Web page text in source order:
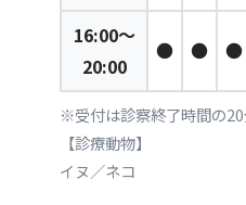
16:00～
20:00
● ● ●
※受付は診察終了時間の20
【診療動物】
イヌ／ネコ